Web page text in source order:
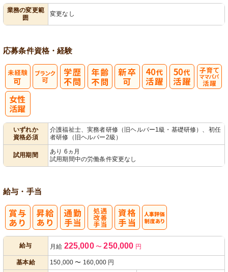
業務の変更範
囲
変更なし
応募条件資格・経験
いずれか
資格必須
介護福祉士、実務者研修（旧ヘルパー1級・基礎研修）、初任
者研修（旧ヘルパー2級）
試用期間
あり 6ヵ月
試用期間中の労働条件変更なし
給与・手当
給与 月給 225,000 〜 250,000 円
基本給 150,000 〜 160,000 円